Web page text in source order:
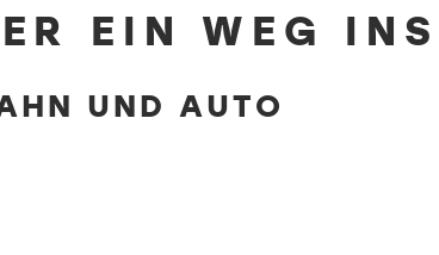
EIN WEG
UND AUTO